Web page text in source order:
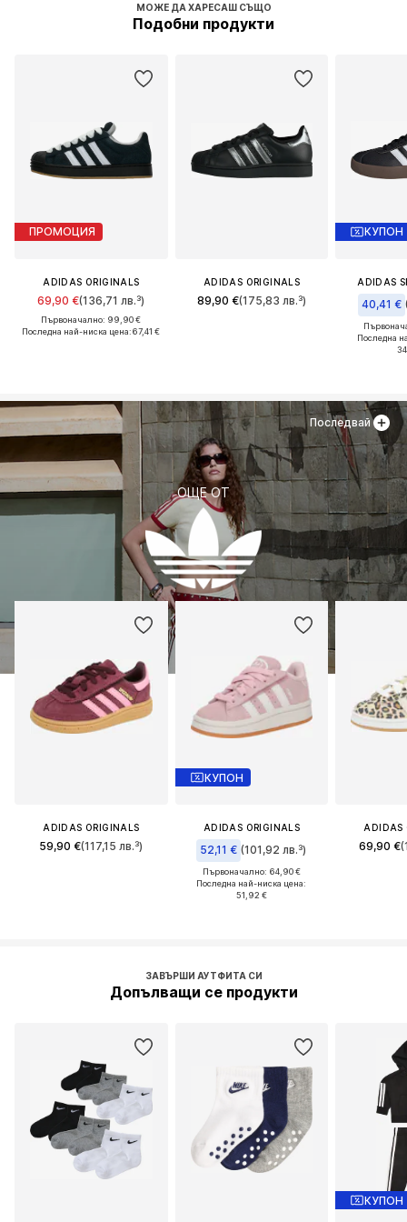
МОЖЕ ДА ХАРЕСАШ СЪЩО
Подобни продукти
ПРОМОЦИЯ
ADIDAS ORIGINALS
69,90 €(136,71 лв.³)
Първоначално: 99,90 €
Последна най-ниска цена:67,41 €
ADIDAS ORIGINALS
89,90 €(175,83 лв.³)
КУПОН
ADIDAS
40,41 €
Последна
ОЩЕ ОТ
ADIDAS ORIGINALS
59,90 €(117,15 лв.³)
КУПОН
ADIDAS ORIGINALS
52,11 € (101,92 лв.³)
Първоначално: 64,90 €
Последна най-ниска цена:
51,92 €
ADIDAS
69,90 €
Последвай
ЗАВЪРШИ АУТФИТА СИ
Допълващи се продукти
КУПОН